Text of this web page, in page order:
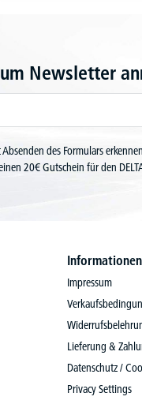
Newsletter
des Formulars
20€ Gutschein für den
Informationen
Impressum
Lieferung &
Datenschutz /
Privacy Settings